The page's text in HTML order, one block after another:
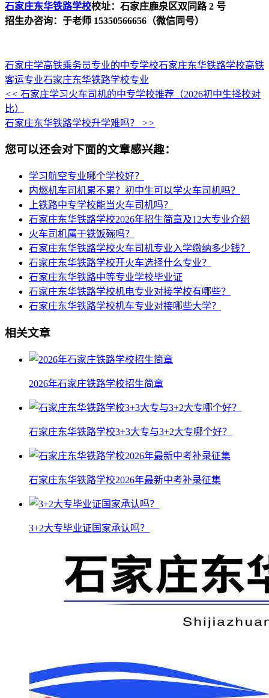
石家庄东华铁路学校校址：石家庄鹿泉区双同路 2 号
招生办咨询：于老师 15350566656（微信同号）
石家庄学高铁乘务员专业的中专学校石家庄东华铁路学校高铁
客运专业石家庄东华铁路学校专业
<< 石家庄学习火车司机的中专学校推荐（2026初中生择校对
比）
石家庄东华铁路学校升学难吗？ >>
您可以还会对下面的文章感兴趣：
学习航空专业哪个学校好？
内燃机车司机累不累？初中生可以学火车司机吗？
上铁路中专学校能当火车司机吗？
石家庄东华铁路学校2026年招生简章及12大专业介绍
火车司机属于铁饭碗吗？
石家庄东华铁路学校火车司机专业入学缴纳多少钱？
石家庄东华铁路学校开火车选择什么专业？
石家庄东华铁路中等专业学校毕业证
石家庄东华铁路学校机电专业对接学校有哪些？
石家庄东华铁路学校机车专业对接哪些大学？
相关文章
2026年石家庄铁路学校招生简章
石家庄东华铁路学校3+3大专与3+2大专哪个好？
石家庄东华铁路学校2026年最新中考补录征集
3+2大专毕业证国家承认吗？